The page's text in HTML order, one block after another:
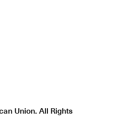
Union. All Rights